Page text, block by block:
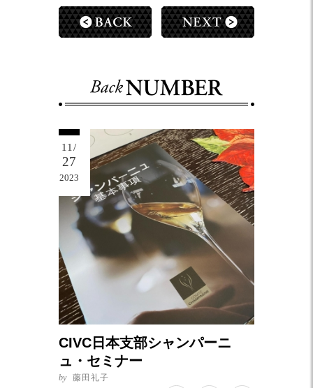
11/
27
2023
CIVC日本支部シャンパーニ
ュ・セミナー
by 藤田礼子